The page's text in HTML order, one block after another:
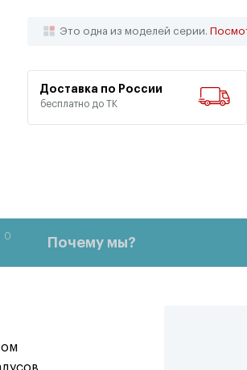
Это одна из моделей серии.
Доставка по России
бесплатно до ТК
0 Почему мы?